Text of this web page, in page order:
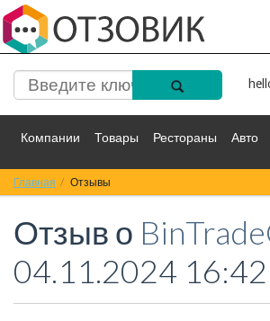
Компании Товары Рестораны Авто
Спорт Фильмы
Красота Здоровье Остальное
Главная Отзывы
Отзыв о
04.11.2024